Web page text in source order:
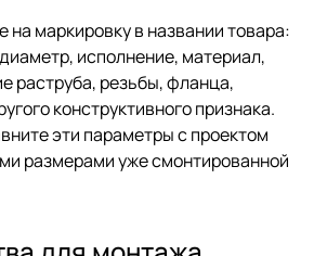
на маркировку в названии товара:
исполнение, материал,
раструба, резьбы, фланца,
конструктивного признака.
эти параметры с проектом
размерами уже смонтированной